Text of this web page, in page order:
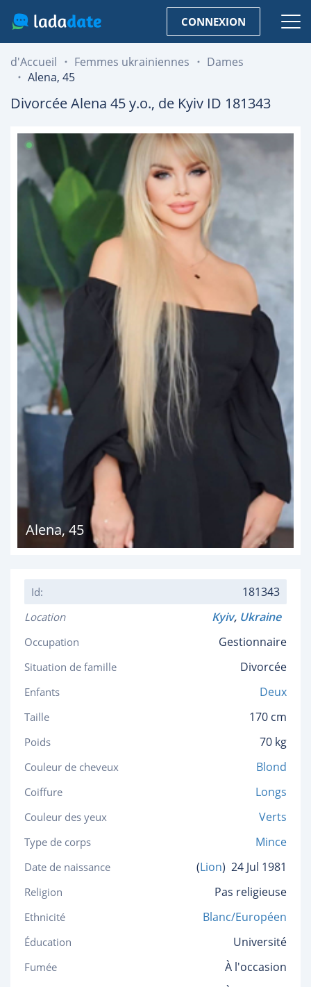
CONNEXION
d'Accueil Femmes ukrainiennes
Dames
Alena, 45
DivorcéeAlena 45y.o., de Kyiv ID 181343
Alena,45
Id: 181343
Location Kyiv, Ukraine
Occupation Gestionnaire
Situation de famille Divorcée
Enfants Deux
Taille 170 cm
Poids 70 kg
Couleur de cheveux Blond
Coiffure Longs
Couleur des yeux Verts
Type de corps Mince
Date de naissance (Lion) 24 Jul 1981
Religion Pas religieuse
Ethnicité Blanc/Européen
Éducation Université
Fumée À l'occasion